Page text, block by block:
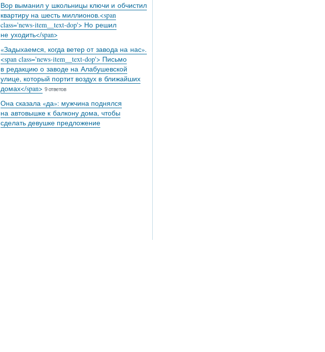
Вор выманил у школьницы ключи и обчистил
квартиру на шесть миллионов.<span
class='news-item__text-dop'> Но решил
не уходить</span>
«Задыхаемся, когда ветер от завода на нас».
<span class='news-item__text-dop'> Письмо
в редакцию о заводе на Алабушевской
улице, который портит воздух в ближайших
домах</span> 9 ответов
Она сказала «да»: мужчина поднялся
на автовышке к балкону дома, чтобы
сделать девушке предложение